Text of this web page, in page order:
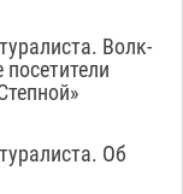
Волк-
Об